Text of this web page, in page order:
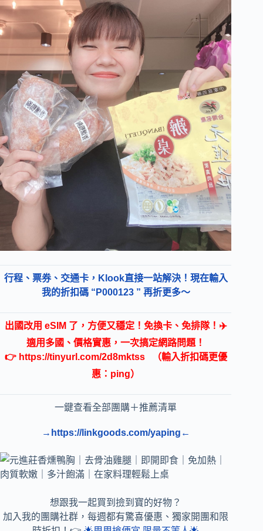
行程、票券、交通卡，Klook直接一站解決！現在輸入
我的折扣碼 “P000123 ” 再折更多～
出國改用 eSIM 了，方便又穩定！免換卡、免排隊！✈️
適用多國、價格實惠，一次搞定網路問題！
👉 https://tinyurl.com/2d8mktss
（輸入折扣碼更優
惠：ping）
一鍵查看全部團購＋推薦清單
→https://linkgoods.com/yaping←
想跟我一起買到撿到寶的好物？
加入我的團購社群，每週都有驚喜優惠、獨家開團和限